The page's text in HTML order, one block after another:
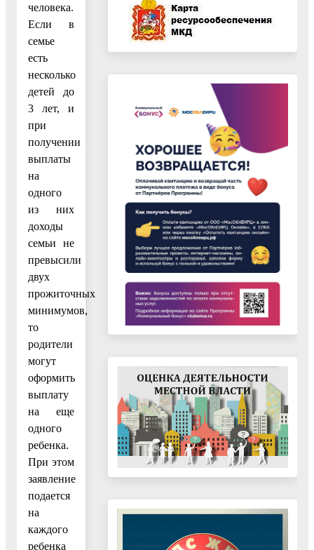
человека.
Если в
семье
есть
несколько
детей до
3 лет, и
при
получении
выплаты
на
одного
из них
доходы
семьи не
превысили
двух
прожиточных
минимумов,
то
родители
могут
оформить
выплату
на еще
одного
ребенка.
При этом
заявление
подается
на
каждого
ребенка